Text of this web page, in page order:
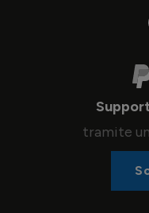
tramite